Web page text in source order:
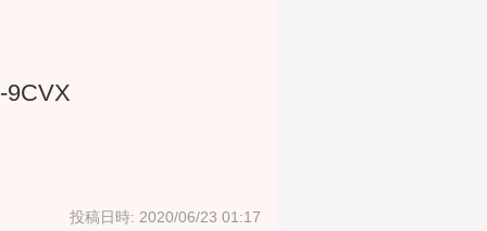
9CVX
投稿日時: 2020/06/23 01:17